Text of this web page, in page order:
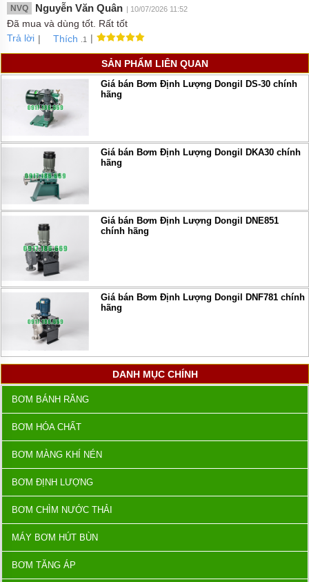
NVQ Nguyễn Văn Quân | 10/07/2026 11:52
Đã mua và dùng tốt. Rất tốt
Trả lời | Thích .1 |
SẢN PHẨM LIÊN QUAN
Giá bán Bơm Định Lượng Dongil DS-30 chính
hãng
Giá bán Bơm Định Lượng Dongil DKA30 chính
hãng
Giá bán Bơm Định Lượng Dongil DNE851
chính hãng
Giá bán Bơm Định Lượng Dongil DNF781 chính
hãng
DANH MỤC CHÍNH
BƠM BÁNH RĂNG
BƠM HÓA CHẤT
BƠM MÀNG KHÍ NÉN
BƠM ĐỊNH LƯỢNG
BƠM CHÌM NƯỚC THẢI
MÁY BƠM HÚT BÙN
BƠM TĂNG ÁP